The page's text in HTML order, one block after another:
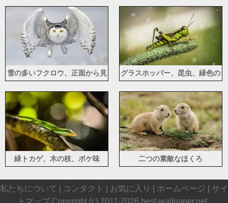
雪の多いフクロウ、正面から見
グラスホッパー、昆虫、緑色の
緑トカゲ、木の枝、ボケ味 二つの素敵なほくろ
私たちについて | コンタクト お気に入り ホームページ
サイ
トマップCopyright (c) 2011-2026 best-wallpaper.net